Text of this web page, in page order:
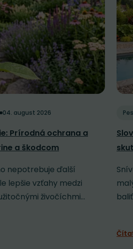
04. august 2026
Prírodná ochrana a
a škodcom
nepotrebuje ďalší
lepšie vzťahy medzi
živočíchmi...